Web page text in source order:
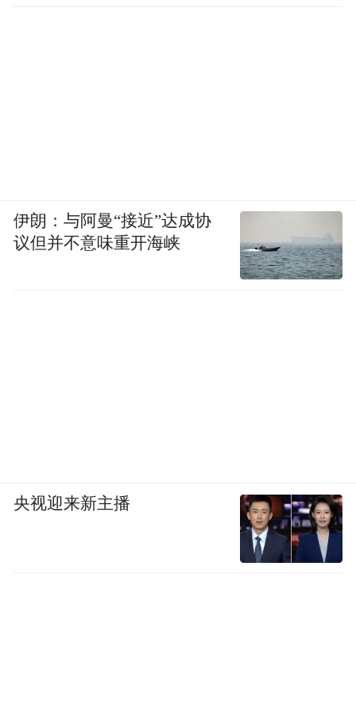
伊朗：与阿曼“接近”达成协
议但并不意味重开海峡
央视迎来新主播